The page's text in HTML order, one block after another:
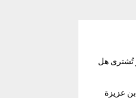
تُشترى هل
عزيزة